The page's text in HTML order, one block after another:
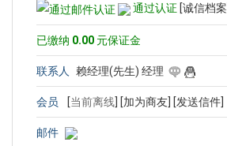
通过认证 [诚信档案]
已缴纳 0.00 元保证金
联系人 赖经理(先生) 经理
会员 [当前离线 [加为商友] [发送信件]
邮件